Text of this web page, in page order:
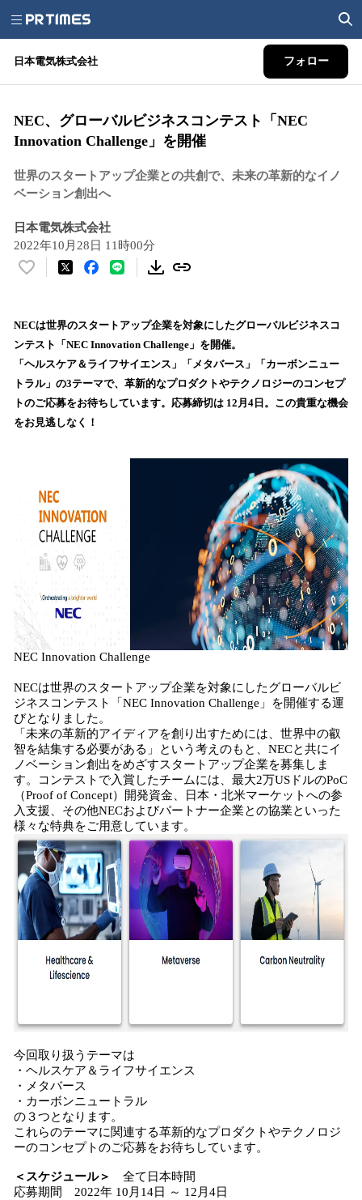
日本電気株式会社 フォロー
NEC、グローバルビジネスコンテスト「NEC
Innovation Challenge」を開催
世界のスタートアップ企業との共創で、未来の革新的なイノ
ベーション創出へ
日本電気株式会社
2022年10月28日 11時00分
い
！
数
を
読
込
み
NECは世界のスタートアップ企業を対象にしたグローバルビジネスコ
ンテスト「NEC Innovation Challenge」を開催。
「ヘルスケア＆ライフサイエンス」「メタバース」「カーボンニュー
トラル」の3テーマで、革新的なプロダクトやテクノロジーのコンセプ
トのご応募をお待ちしています。応募締切は 12月4日。この貴重な機会
をお見逃しなく！
NEC Innovation Challenge
NECは世界のスタートアップ企業を対象にしたグローバルビ
ジネスコンテスト「NEC Innovation Challenge」を開催する運
びとなりました。
「未来の革新的アイディアを創り出すためには、世界中の叡
智を結集する必要がある」という考えのもと、NECと共にイ
ノベーション創出をめざすスタートアップ企業を募集しま
す。コンテストで入賞したチームには、最大2万USドルのPoC
（Proof of Concept）開発資金、日本・北米マーケットへの参
入支援、その他NECおよびパートナー企業との協業といった
様々な特典をご用意しています。
今回取り扱うテーマは
・ヘルスケア＆ライフサイエンス
・メタバース
・カーボンニュートラル
の３つとなります。
これらのテーマに関連する革新的なプロダクトやテクノロジ
ーのコンセプトのご応募をお待ちしています。
＜スケジュール＞
全て日本時間
応募期間 2022年 10月14日 ～ 12月4日